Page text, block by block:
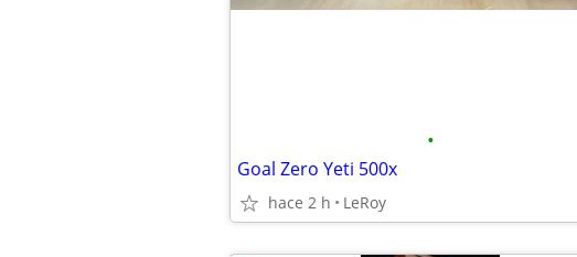
•
Goal Zero Yeti 500x
hace 2 h LeRoy